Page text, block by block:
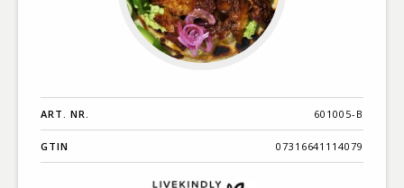
ART. NR. 601005-B
GTIN 07316641114079